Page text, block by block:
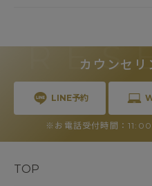
カウンセリ
LINE予約
※お電話受付時間：
TOP